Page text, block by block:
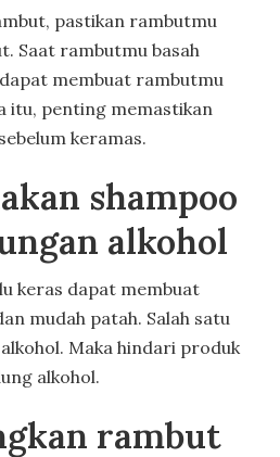
pastikan rambutmu
Saat rambutmu basah
membuat rambutmu
itu, penting memastikan
keramas.
shampoo
alkohol
keras dapat membuat
mudah patah. Salah satu
Maka hindari produk
alkohol.
rambut